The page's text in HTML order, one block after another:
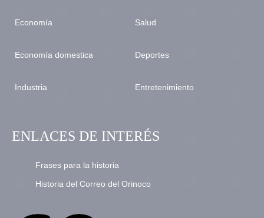
Economía
Economía domestica
Industria
Salud
Deportes
Entretenimiento
ENLACES DE INTERÉS
Frases para la historia
Historia del Correo del Orinoco